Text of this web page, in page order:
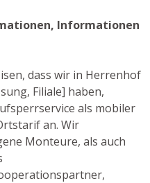
Informationen
dass wir in Herrenhof
Filiale] haben,
als mobiler
an. Wir
Monteure, als auch